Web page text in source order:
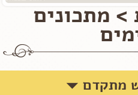
> מתכונים
מתקדם